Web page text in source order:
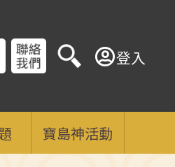
登入
寶島神活動